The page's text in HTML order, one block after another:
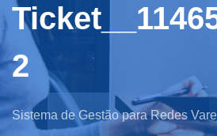
2
Sistema de Gestão para Redes